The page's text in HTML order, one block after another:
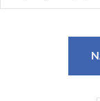
1280×720 px a
nabízí pohodlné a
ovládání během jízdy.